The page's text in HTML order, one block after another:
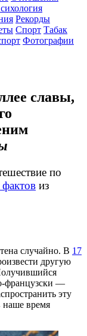
Рекорды
Спорт Табак
Фотографии
славы,
по
из
случайно. В 17
другую
французски —
эту
наше время